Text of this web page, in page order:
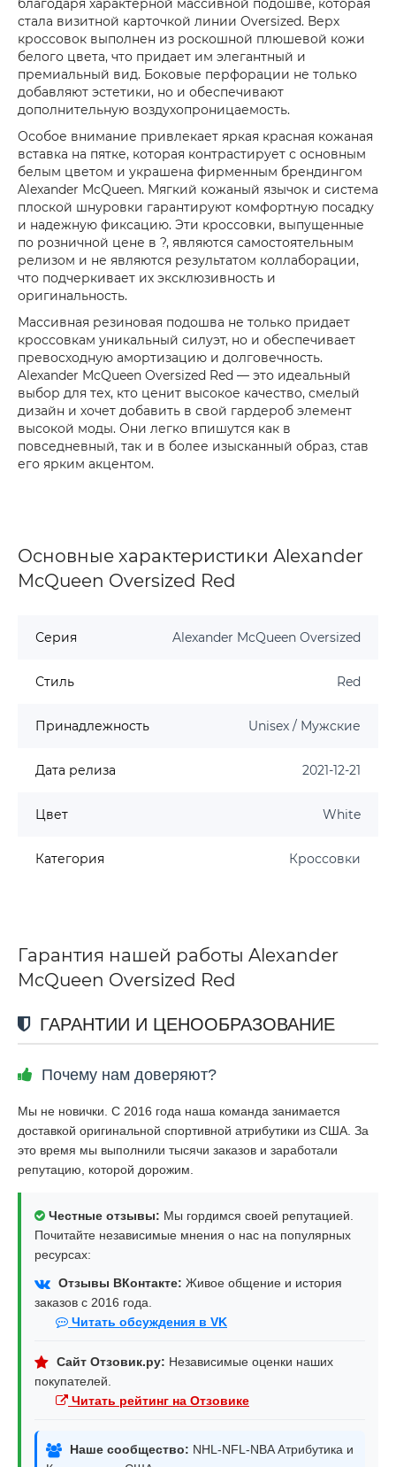
благодаря характерной массивной подошве, которая
стала визитной карточкой линии Oversized. Верх
кроссовок выполнен из роскошной плюшевой кожи
белого цвета, что придает им элегантный и
премиальный вид. Боковые перфорации не только
добавляют эстетики, но и обеспечивают
дополнительную воздухопроницаемость.
Особое внимание привлекает яркая красная кожаная
вставка на пятке, которая контрастирует с основным
белым цветом и украшена фирменным брендингом
Alexander McQueen. Мягкий кожаный язычок и система
плоской шнуровки гарантируют комфортную посадку
и надежную фиксацию. Эти кроссовки, выпущенные
по розничной цене в ?, являются самостоятельным
релизом и не являются результатом коллаборации,
что подчеркивает их эксклюзивность и
оригинальность.
Массивная резиновая подошва не только придает
кроссовкам уникальный силуэт, но и обеспечивает
превосходную амортизацию и долговечность.
Alexander McQueen Oversized Red — это идеальный
выбор для тех, кто ценит высокое качество, смелый
дизайн и хочет добавить в свой гардероб элемент
высокой моды. Они легко впишутся как в
повседневный, так и в более изысканный образ, став
его ярким акцентом.
Основные характеристики Alexander
McQueen Oversized Red
Серия Alexander McQueen Oversized
Стиль Red
Принадлежность Unisex / Мужские
Дата релиза 2021-12-21
Цвет White
Категория Кроссовки
Гарантия нашей работы Alexander
McQueen Oversized Red
ГАРАНТИИ И ЦЕНООБРАЗОВАНИЕ
Почему нам доверяют?
Мы не новички. С 2016 года наша команда занимается
доставкой оригинальной спортивной атрибутики из США. За
это время мы выполнили тысячи заказов и заработали
репутацию, которой дорожим.
Честные отзывы: Мы гордимся своей репутацией.
Почитайте независимые мнения о нас на популярных
ресурсах:
Отзывы ВКонтакте: Живое общение и история
заказов с 2016 года.
Читать обсуждения в VK
Сайт Отзовик.ру: Независимые оценки наших
покупателей.
Читать рейтинг на Отзовике
Наше сообщество: NHL-NFL-NBA Атрибутика и